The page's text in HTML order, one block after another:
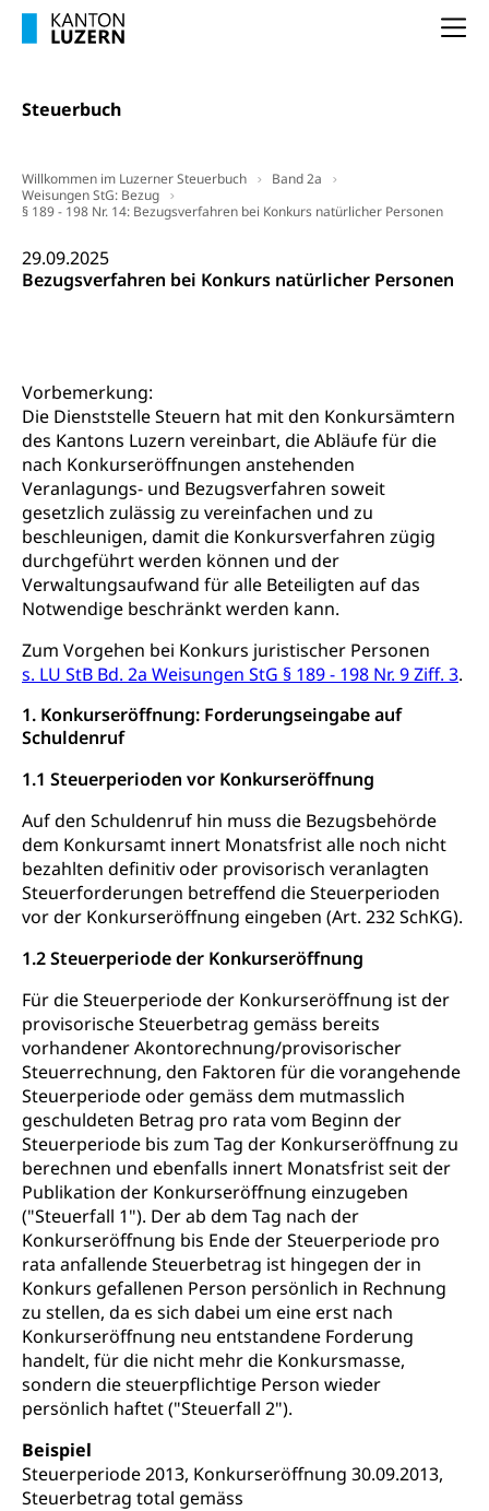
Steuerbuch
Willkommen im Luzerner Steuerbuch
Band 2a
Weisungen StG: Bezug
§ 189 - 198 Nr. 14: Bezugsverfahren bei Konkurs natürlicher Personen
29.09.2025
Bezugsverfahren bei Konkurs natürlicher Personen
Vorbemerkung:
Die Dienststelle Steuern hat mit den Konkursämtern
des Kantons Luzern vereinbart, die Abläufe für die
nach Konkurseröffnungen anstehenden
Veranlagungs- und Bezugsverfahren soweit
gesetzlich zulässig zu vereinfachen und zu
beschleunigen, damit die Konkursverfahren zügig
durchgeführt werden können und der
Verwaltungsaufwand für alle Beteiligten auf das
Notwendige beschränkt werden kann.
Zum Vorgehen bei Konkurs juristischer Personen
s. LU StB Bd. 2a Weisungen StG § 189 - 198 Nr. 9 Ziff. 3.
1. Konkurseröffnung: Forderungseingabe auf
Schuldenruf
1.1 Steuerperioden vor Konkurseröffnung
Auf den Schuldenruf hin muss die Bezugsbehörde
dem Konkursamt innert Monatsfrist alle noch nicht
bezahlten definitiv oder provisorisch veranlagten
Steuerforderungen betreffend die Steuerperioden
vor der Konkurseröffnung eingeben (Art. 232 SchKG).
1.2 Steuerperiode der Konkurseröffnung
Für die Steuerperiode der Konkurseröffnung ist der
provisorische Steuerbetrag gemäss bereits
vorhandener Akontorechnung/provisorischer
Steuerrechnung, den Faktoren für die vorangehende
Steuerperiode oder gemäss dem mutmasslich
geschuldeten Betrag pro rata vom Beginn der
Steuerperiode bis zum Tag der Konkurseröffnung zu
berechnen und ebenfalls innert Monatsfrist seit der
Publikation der Konkurseröffnung einzugeben
("Steuerfall 1"). Der ab dem Tag nach der
Konkurseröffnung bis Ende der Steuerperiode pro
rata anfallende Steuerbetrag ist hingegen der in
Konkurs gefallenen Person persönlich in Rechnung
zu stellen, da es sich dabei um eine erst nach
Konkurseröffnung neu entstandene Forderung
handelt, für die nicht mehr die Konkursmasse,
sondern die steuerpflichtige Person wieder
persönlich haftet ("Steuerfall 2").
Beispiel
Steuerperiode 2013, Konkurseröffnung 30.09.2013,
Steuerbetrag total gemäss
Waffentragen, Selbstverteidigung
Militärdienst
Erwerbsausfallentschädigung (WAS Luzern)
Schutzdienstpflicht, Schutzraum,
Schutzraumbaupflicht
Staat und Recht
Diskriminierung, Gleichstellungsbüro, Mobbing
Gleichstellung aller Geschlechter und
Lebensformen
Gleichstellung Menschen mit
Behinderungen
Schlichtungsbehörde Gleichstellung
Zivilverfahren
Zivilrecht, Zivilrechtspflege, Gerichtsverfahren
Bezirksgerichte: Aufgaben und Verfahren
Kosten im Zivilprozess
Betreibung und Konkurs
Bankrott, Schulden, Zahlungsunfähigkeit, Pfändung
Schulden (gruezi.lu.ch)
Betreibungsämter
Betreibungsverfahren
Konkursämter
Demokratie
Regierungsform, Stimm- und Wahlrecht,
Stimmrecht, Abstimmungen, Wahlen, politische
Parteien, Grundfreiheiten, Pluralismus
Volksrechte
Kantonale Steuern
Personalsteuer, Haushaltssteuer, Vermögenssteuer,
Grundstückgewinnsteuer, Liegenschaftssteuer,
Handänderungssteuer, Grundsteuer, Kirchensteuer,
Gewerbesteuer, Vergnügungssteuer,
Reklameplakatsteuer, Verkehrssteuer,
Erbschaftssteuer, Schenkungssteuer, Gewinn- und
Kapitalsteuer
Vermittler, Vermittlungsstelle, Schlichtungsstelle,
Vermittlung, Schlichtung, Mediation
Umgang mit Beschwerden (Volksschulen)
Beschwerde Strassenverkehrsamt
Beschwerdestelle Spitäler
Schlichtungsstelle SEG
Rassismus
Diskriminierung, Fremdenfeindlichkeit,
Gleichberechtigung
Anlaufstelle Schutz vor Diskriminierung
(fabia)
Schutz vor Diskriminierung
Strafregister und Strafverfahren
Strafrecht, Strafrechtspflege, Gerichtsverfahren,
Strafregistereintrag, Strafregisterauszug,
Kriminalität
Strafverfahren Staatsanwaltschaft
Strafregisterauszug bestellen (EJPD)
Vormundschaft
Vormund, Amtsvormund, Mündel,
Vormundschaftsbehörde, Kindesschutz,
Jugendschutz
Kindes- und Erwachsenenschutz KESB
Kindes- und Erwachsenenschutzbehörden im
Kanton Luzern
Umwelt und Bauen